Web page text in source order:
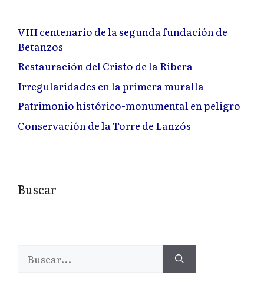
VIII centenario de la segunda fundación de
Betanzos
Restauración del Cristo de la Ribera
Irregularidades en la primera muralla
Patrimonio histórico-monumental en peligro
Conservación de la Torre de Lanzós
Buscar